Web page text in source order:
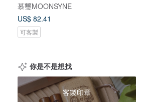
慕璽MOONSYNE
US$ 82.41
可客製
你是不是想找
客製印章